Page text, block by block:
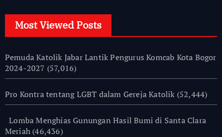
Most Viewed Posts
Pemuda Katolik Jabar Lantik Pengurus Komcab Kota Bogor
2024-2027 (57,016)
Pro Kontra tentang LGBT dalam Gereja Katolik (52,444)
Lomba Menghias Gunungan Hasil Bumi di Santa Clara
Meriah (46,436)